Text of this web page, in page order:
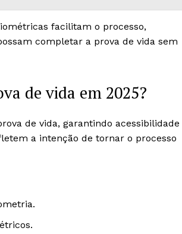
facilitam o processo,
completar a prova de vida sem
de vida em 2025?
de vida, garantindo acessibilidade
a intenção de tornar o processo